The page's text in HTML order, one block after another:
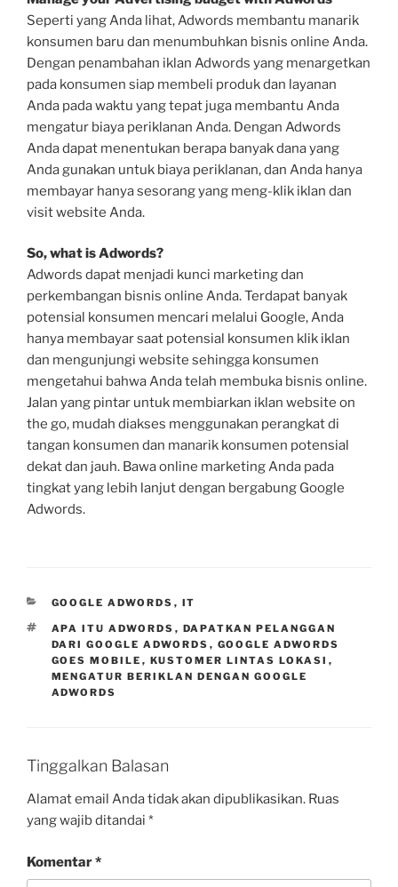
Seperti yang Anda lihat, Adwords membantu manarik
konsumen baru dan menumbuhkan bisnis online Anda.
Dengan penambahan iklan Adwords yang menargetkan
pada konsumen siap membeli produk dan layanan
Anda pada waktu yang tepat juga membantu Anda
mengatur biaya periklanan Anda. Dengan Adwords
Anda dapat menentukan berapa banyak dana yang
Anda gunakan untuk biaya periklanan, dan Anda hanya
membayar hanya sesorang yang meng-klik iklan dan
visit website Anda.
So, what is Adwords?
Adwords dapat menjadi kunci marketing dan
perkembangan bisnis online Anda. Terdapat banyak
potensial konsumen mencari melalui Google, Anda
hanya membayar saat potensial konsumen klik iklan
dan mengunjungi website sehingga konsumen
mengetahui bahwa Anda telah membuka bisnis online.
Jalan yang pintar untuk membiarkan iklan website on
the go, mudah diakses menggunakan perangkat di
tangan konsumen dan manarik konsumen potensial
dekat dan jauh. Bawa online marketing Anda pada
tingkat yang lebih lanjut dengan bergabung Google
Adwords.
KATEGORI
GOOGLE ADWORDS , IT
TAG
APA ITU ADWORDS , DAPATKAN PELANGGAN
DARI GOOGLE ADWORDS , GOOGLE ADWORDS
GOES MOBILE , KUSTOMER LINTAS LOKASI ,
MENGATUR BERIKLAN DENGAN GOOGLE
ADWORDS
Tinggalkan Balasan
Alamat email Anda tidak akan dipublikasikan. Ruas
yang wajib ditandai *
Komentar*